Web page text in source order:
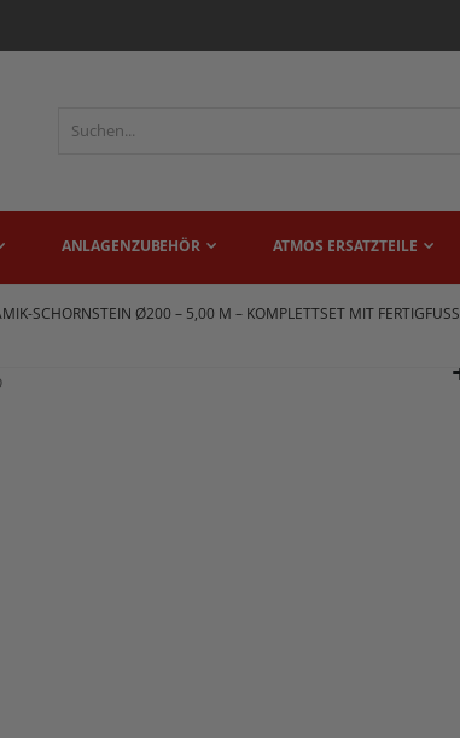
ANLAGENZUBEHÖR ATMOS ERSATZTEILE
SCHORNSTEIN Ø200 – 5,00 M – KOMPLETTSET MIT FERTIGFUSS